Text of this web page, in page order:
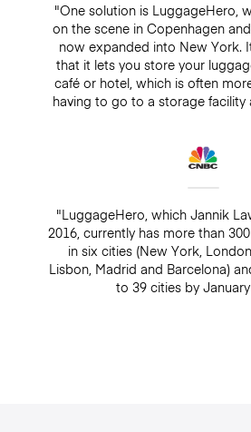
"One solution is LuggageHero,
on the scene in Copenhagen
now expanded into New York.
that it lets you store your
café or hotel, which is often
having to go to a storage facility
"LuggageHero, which Jannik
2016, currently has more than
in six cities (New York,
Lisbon, Madrid and Barcelona)
to 39 cities by